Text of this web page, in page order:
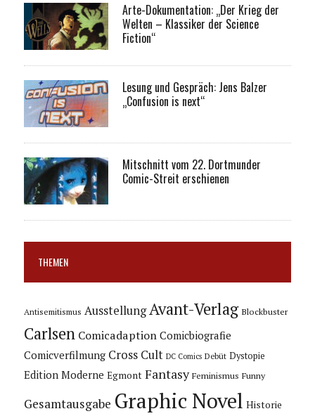
Arte-Dokumentation: „Der Krieg der
Welten – Klassiker der Science
Fiction“
Lesung und Gespräch: Jens Balzer
„Confusion is next“
Mitschnitt vom 22. Dortmunder
Comic-Streit erschienen
THEMEN
Antisemitismus Ausstellung Avant-Verlag Blockbuster
Carlsen Comicadaption Comicbiografie
Comicverfilmung Cross Cult DC Comics Debüt Dystopie
Edition Moderne Egmont Fantasy Feminismus Funny
Gesamtausgabe Graphic Novel Historie